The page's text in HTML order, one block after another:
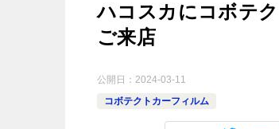
ハコスカにコボテ
ご来店
公開日： 2024-03-11
コボテクトカーフィルム